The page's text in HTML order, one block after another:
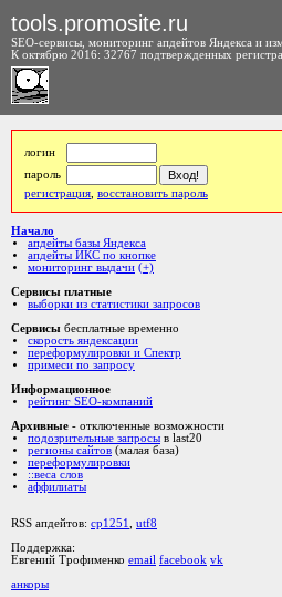
tools.promosite.ru
SEO-сервисы, мониторинг апдейтов Яндекса и
К октябрю 2016: 32767 подтвержденных
логин
пароль
регистрация восстановить пароль
Начало
апдейты базы Яндекса
апдейты ИКС по кнопке
мониторинг выдачи (+)
Сервисы платные
выборки из статистики запросов
Сервисы бесплатные временно
скорость яндексации
переформулировки и Спектр
примеси по запросу
Информационное
рейтинг SEO-компаний
Архивные - отключенные возможности
подозрительные запросы в last20
регионы сайтов (малая база)
переформулировки
::веса слов
аффилиаты
RSS апдейтов: cp1251
utf8
Поддержка:
Евгений Трофименко email facebook vk
анкоры